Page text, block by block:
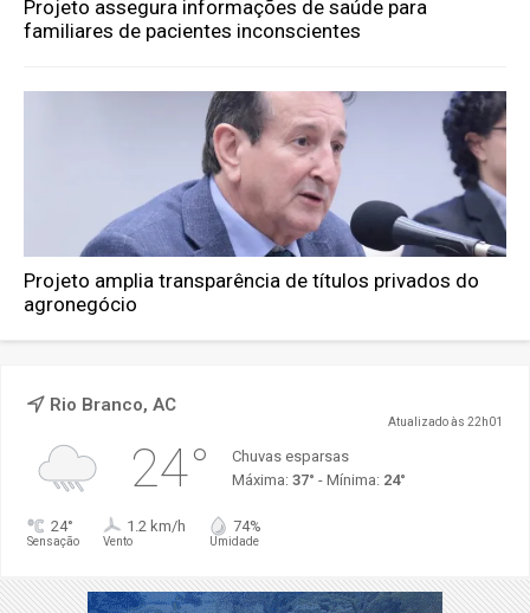
Projeto assegura informações de saúde para
familiares de pacientes inconscientes
Projeto amplia transparência de títulos privados do
agronegócio
Rio Branco, AC
Atualizado às 22h01
24°
Chuvas esparsas
Máxima: 37° - Mínima: 24°
24°
Sensação
1.2 km/h
Vento
74%
Umidade